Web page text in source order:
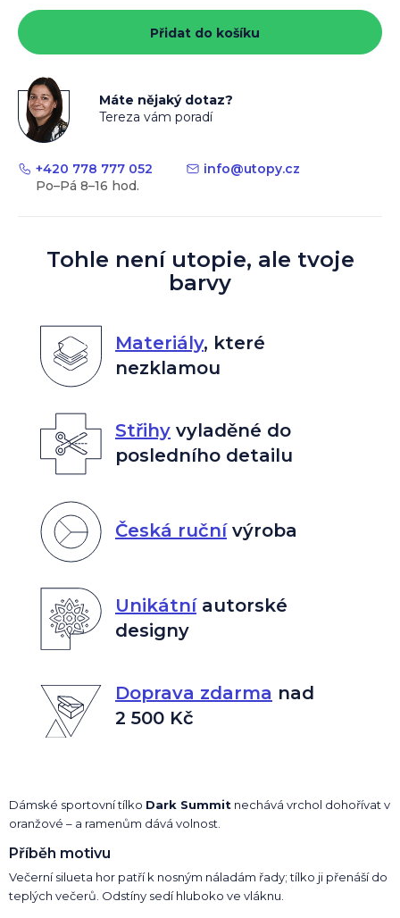
cena:
Přidat do košíku
Máte nějaký dotaz?
Tereza vám poradí
+420 778 777 052 info@utopy.cz
Tohle není utopie, ale tvoje
barvy
Materiály, které
nezklamou
Střihyvyladěné do
posledního detailu
Česká ručnívýroba
Unikátníautorské
designy
Doprava zdarma nad
2 500 Kč
Dámské sportovní tílko Dark Summit nechává vrchol dohořívat v
oranžové – a ramenům dává volnost.
Příběh motivu
Večerní silueta hor patří k nosným náladám řady; tílko ji přenáší do
teplých večerů. Odstíny sedí hluboko ve vláknu.